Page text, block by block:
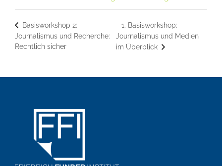
Basisworkshop 2:
Journalismus und Recherche:
Rechtlich sicher
1. Basisworkshop:
Journalismus und Medien
im Überblick